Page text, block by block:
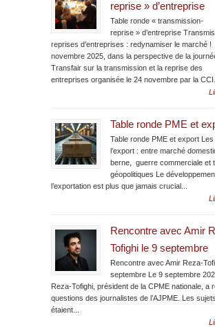
reprise » d’entreprise
Table ronde « transmission-
reprise » d’entreprise
reprises d’entreprises : redynamiser le marché !
novembre 2025, dans la perspective de la
Transfair sur la transmission et la reprise des
entreprises organisée le 24 novembre par la CCI...
Table ronde PME et
Table ronde PME et export Les
l’export : entre marché
berne, guerre commerciale et
géopolitiques Le
l’exportation est plus que jamais crucial...
Rencontre avec Amir
Tofighi le 9 septembre
Rencontre avec Amir Reza-
septembre Le 9 septembre
Reza-Tofighi, président de la CPME nationale, a
questions des journalistes de l’AJPME. Les
étaient...